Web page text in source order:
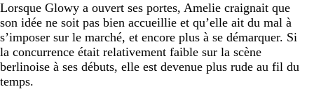
Lorsque Glowy a ouvert ses portes, Amelie craignait que
son idée ne soit pas bien accueillie et qu’elle ait du mal à
s’imposer sur le marché, et encore plus à se démarquer. Si
la concurrence était relativement faible sur la scène
berlinoise à ses débuts, elle est devenue plus rude au fil du
temps.